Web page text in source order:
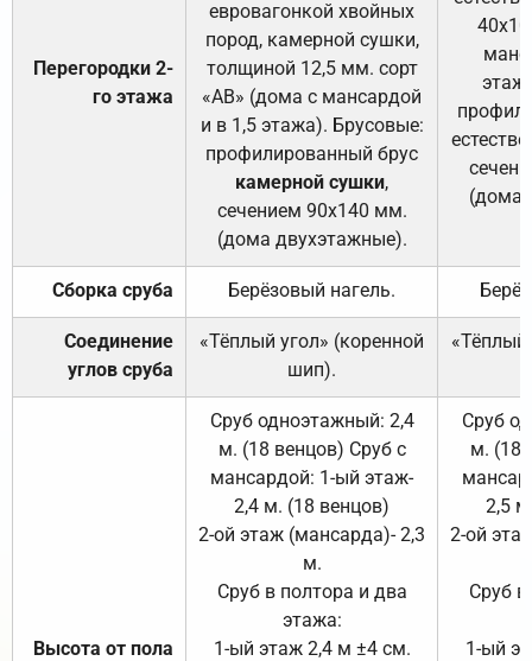
Перегородки 2-
го этажа
евровагонкой хвойных
пород, камерной сушки,
толщиной 12,5 мм. сорт
«АВ» (дома с мансардой
и в 1,5 этажа). Брусовые:
профилированный брус
камерной сушки,
сечением 90х140 мм.
(дома двухэтажные).
(дома
Сборка сруба Берёзовый нагель.
Соединение
углов сруба
«Тёплый угол» (коренной
шип).
«Тёплый
Высота от пола
Сруб одноэтажный: 2,4
м. (18 венцов) Сруб с
мансардой: 1-ый этаж-
2,4 м. (18 венцов)
2-ой этаж (мансарда)- 2,3
м.
Сруб в полтора и два
этажа:
1-ый этаж 2,4 м ±4 см.
Сруб
м. (18
2,5
2-ой
Сруб
1-ый